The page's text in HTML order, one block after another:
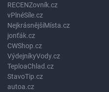
RECENZovník.cz
vPlnéSíle.cz
NejkrásnějšíMísta.cz
jonťák.cz
CWShop.cz
VýdejníkyVody.cz
TeploaChlad.cz
StavoTip.cz
autoa.cz